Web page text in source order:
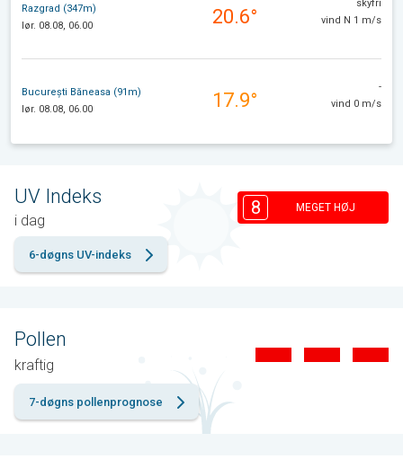
Razgrad (347m)
lør. 08.08, 06.00
20.6°
skyfri
vind N 1 m/s
București Băneasa (91m)
lør. 08.08, 06.00
17.9°
-
vind 0 m/s
UV Indeks
i dag
8 MEGET HØJ
6-døgns UV-indeks
Pollen
kraftig
7-døgns pollenprognose